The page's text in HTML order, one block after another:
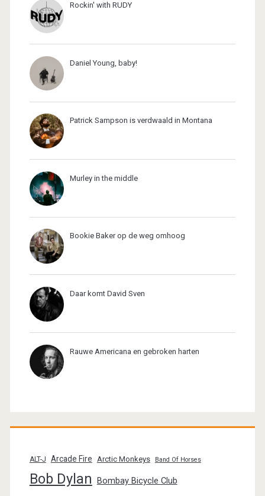
Rockin' with RUDY
Daniel Young, baby!
Patrick Sampson is verdwaald in Montana
Murley in the middle
Bookie Baker op de weg omhoog
Daar komt David Sven
Rauwe Americana en gebroken harten
ALT-J Arcade Fire Arctic Monkeys Band Of Horses
Bob Dylan Bombay Bicycle Club